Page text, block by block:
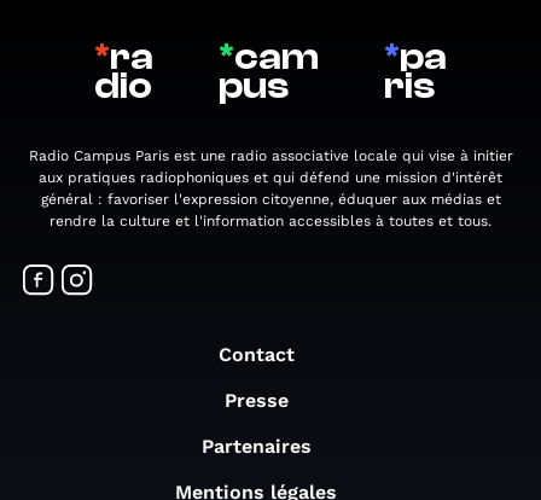
*ra
dio
*cam
pus
*pa
ris
Radio Campus Paris est une radio associative locale qui vise à initier
aux pratiques radiophoniques et qui défend une mission d'intérêt
général : favoriser l'expression citoyenne, éduquer aux médias et
rendre la culture et l'information accessibles à toutes et tous.
Contact
Presse
Partenaires
Mentions légales